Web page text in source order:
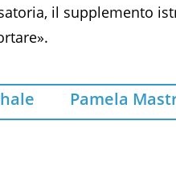
il supplemento
Pamela